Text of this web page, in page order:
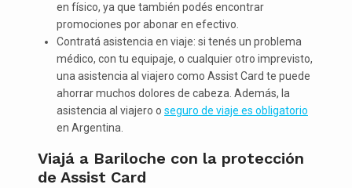
en físico, ya que también podés encontrar
promociones por abonar en efectivo.
Contratá asistencia en viaje: si tenés un problema
médico, con tu equipaje, o cualquier otro imprevisto,
una asistencia al viajero como Assist Card te puede
ahorrar muchos dolores de cabeza. Además, la
asistencia al viajero o seguro de viaje es obligatorio
en Argentina.
Viajá a Bariloche con la protección
de Assist Card